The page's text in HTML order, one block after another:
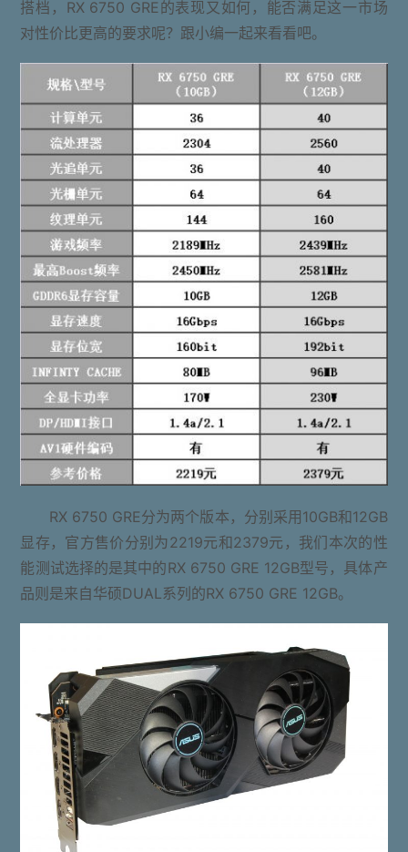
搭档，RX 6750 GRE的表现又如何，能否满足这一市场
对性价比更高的要求呢？跟小编一起来看看吧。
RX 6750 GRE分为两个版本，分别采用10GB和12GB
显存，官方售价分别为2219元和2379元，我们本次的性
能测试选择的是其中的RX 6750 GRE 12GB型号，具体产
品则是来自华硕DUAL系列的RX 6750 GRE 12GB。